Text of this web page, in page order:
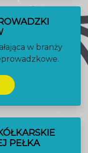
w branży
PEŁKA